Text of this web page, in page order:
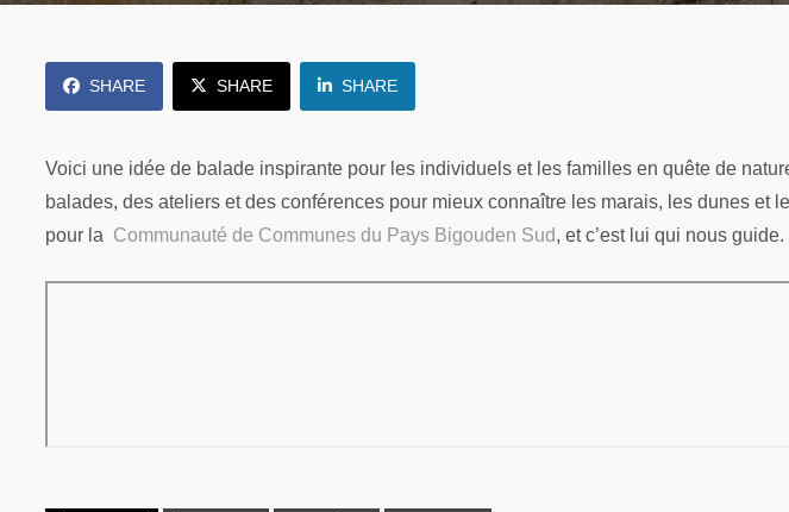
SHARE SHARE SHARE
Voici une idée de balade inspirante pour les individuels et les familles en quête de
balades, des ateliers et des conférences pour mieux connaître les marais, les dunes
pour la Communauté de Communes du Pays Bigouden Sud, et c’est lui qui nous guide.